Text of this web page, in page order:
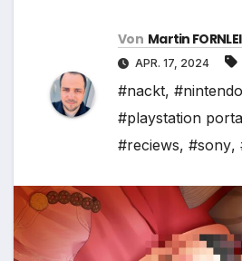
Von Martin
APR. 17, 2024
#nackt, #nintendo
#playstation
#reciews, #sony,